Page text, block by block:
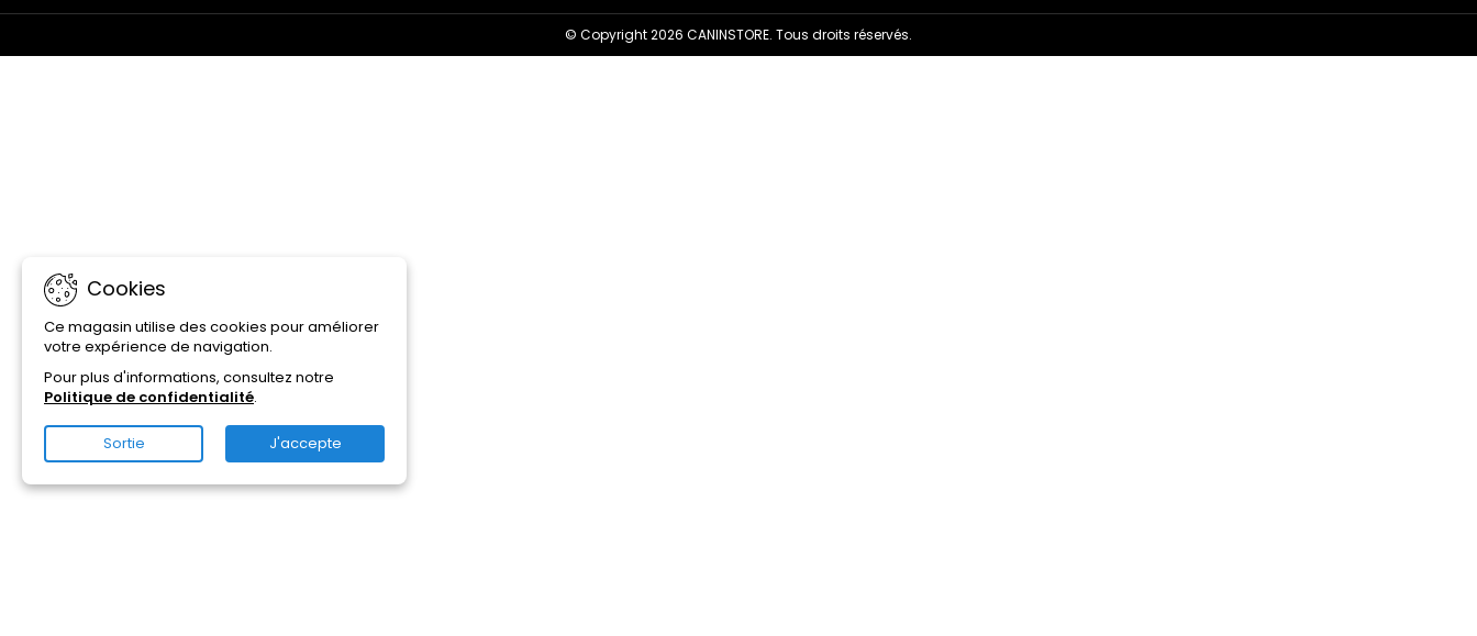
Cookies
Ce magasin utilise des cookies pour améliorer
votre expérience de navigation.
Pour plus d'informations, consultez notre
Politique de confidentialité.
Sortie J'accepte
© Copyright 2026 CANINSTORE. Tous droits réservés.